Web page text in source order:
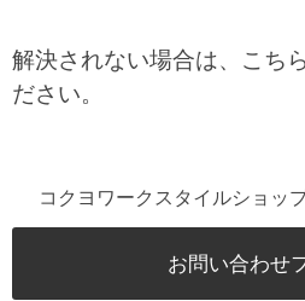
解決されない場合は、こち
ださい。
コクヨワークスタイルショッ
お問い合わせ